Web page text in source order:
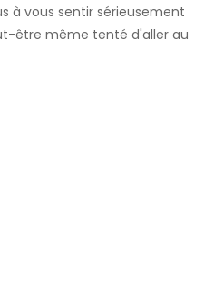
à vous sentir sérieusement
être même tenté d'aller au